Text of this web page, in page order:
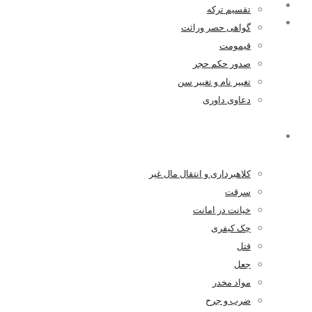
تقسیم ترکه
گواهی حصر وراثت
قیمومت
صدور حکم حجر
تغییر نام و تغییر سن
دعاوی داوری
کلاهبرداری و انتقال مال غیر
سرقت
خیانت در امانت
چک کیفری
قتل
جعل
مواد مخدر
ضرب و جرح
۱۳۹۹-۰۱-۲۵